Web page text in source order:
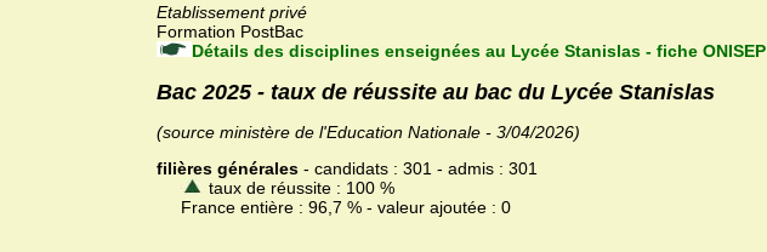
Etablissement privé
Formation PostBac
Détails des disciplines enseignées au Lycée Stanislas - fiche ONISEP
Bac 2025 - taux de réussite au bac du Lycée Stanislas
(source ministère de l'Education Nationale - 3/04/2026)
filières générales - candidats : 301 - admis : 301
taux de réussite : 100 %
France entière : 96,7 % - valeur ajoutée : 0